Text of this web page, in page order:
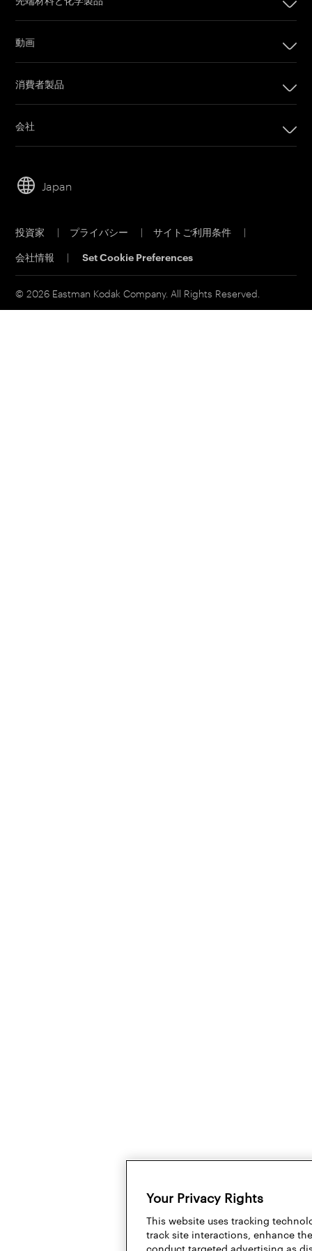
デジタル印刷製品
オフセット印刷製品
営業担当者に問い合わせ
動画
Post Production
消費者製品
会社
リーダーシップ
持続可能性
電子公告
MSDS(材料の安全性データシート)
Japan
投資家 | プライバシー | サイトご利用条件
|
会社情報
| Set Cookie Preferences
© 2026 Eastman Kodak Company. All Rights Reserved.
Your Privacy Rights
This website uses tracking
track site interactions, enhance
conduct targeted advertising as